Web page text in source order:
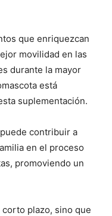
que enriquezcan
movilidad en las
durante la mayor
está
suplementación.
contribuir a
en el proceso
promoviendo un
plazo, sino que